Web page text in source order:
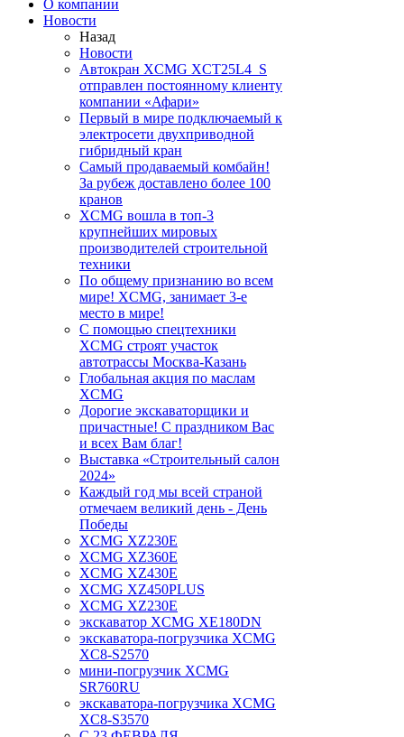
О компании
Новости
Назад
Новости
Автокран XCMG XCT25L4_S
отправлен постоянному клиенту
компании «Афари»
Первый в мире подключаемый к
электросети двухприводной
гибридный кран
Самый продаваемый комбайн!
За рубеж доставлено более 100
кранов
XCMG вошла в топ-3
крупнейших мировых
производителей строительной
техники
По общему признанию во всем
мире! XCMG, занимает 3-е
место в мире!
С помощью спецтехники
XCMG строят участок
автотрассы Москва-Казань
Глобальная акция по маслам
XCMG
Дорогие экскаваторщики и
причастные! С праздником Вас
и всех Вам благ!
Выставка «Строительный салон
2024»
Каждый год мы всей страной
отмечаем великий день - День
Победы
XCMG XZ230E
XCMG XZ360E
XCMG XZ430E
XCMG XZ450PLUS
XCMG XZ230E
экскаватор XCMG XE180DN
экскаватора-погрузчика XCMG
XC8-S2570
мини-погрузчик XCMG
SR760RU
экскаватора-погрузчика XCMG
XC8-S3570